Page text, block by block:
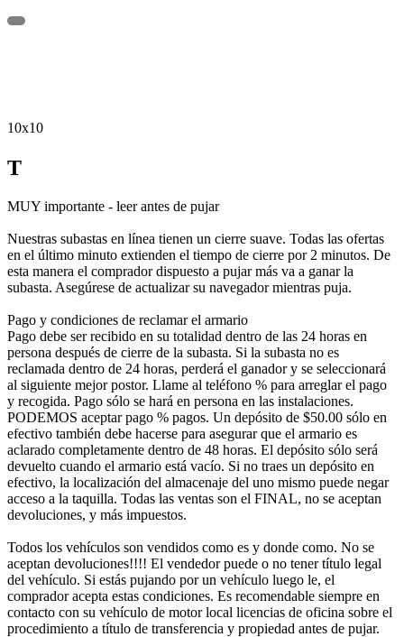
10x10
T
MUY importante - leer antes de pujar
Nuestras subastas en línea tienen un cierre suave. Todas las ofertas
en el último minuto extienden el tiempo de cierre por 2 minutos. De
esta manera el comprador dispuesto a pujar más va a ganar la
subasta. Asegúrese de actualizar su navegador mientras puja.
Pago y condiciones de reclamar el armario
Pago debe ser recibido en su totalidad dentro de las 24 horas en
persona después de cierre de la subasta. Si la subasta no es
reclamada dentro de 24 horas, perderá el ganador y se seleccionará
al siguiente mejor postor. Llame al teléfono % para arreglar el pago
y recogida. Pago sólo se hará en persona en las instalaciones.
PODEMOS aceptar pago % pagos. Un depósito de $50.00 sólo en
efectivo también debe hacerse para asegurar que el armario es
aclarado completamente dentro de 48 horas. El depósito sólo será
devuelto cuando el armario está vacío. Si no traes un depósito en
efectivo, la localización del almacenaje del uno mismo puede negar
acceso a la taquilla. Todas las ventas son el FINAL, no se aceptan
devoluciones, y más impuestos.
Todos los vehículos son vendidos como es y donde como. No se
aceptan devoluciones!!!! El vendedor puede o no tener título legal
del vehículo. Si estás pujando por un vehículo luego le, el
comprador acepta estas condiciones. Es recomendable siempre en
contacto con su vehículo de motor local licencias de oficina sobre el
procedimiento a título de transferencia y propiedad antes de pujar.